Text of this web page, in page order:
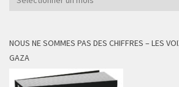
NOUS NE SOMMES PAS DES CHIFFRES – LES
GAZA